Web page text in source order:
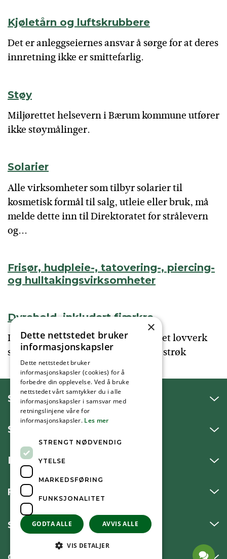
Kjøletårn og luftskrubbere
Det er anleggseiernes ansvar å sørge for at deres
innretning ikke er smittefarlig.
Støy
Miljørettet helsevern i Bærum kommune utfører
ikke støymålinger.
Solarier
Alle virksomheter som tilbyr solarier til
kosmetisk formål til salg, utleie eller bruk, må
melde dette inn til Direktoratet for strålevern
og...
Frisør, hudpleie-, tatovering-, piercing-
og hulltakingsvirksomheter
Dyrehold, inkludert fjærkre
I Bærum kommune har vi ikke et eget lovverk
som regulerer dyrehold i tettbygde strøk
SNAKK MED OSS
SKRIV TIL OSS
BESØK OSS
FØLG OSS
SNARVEIER
×
Dette nettstedet bruker
informasjonskapsler
Dette nettstedet bruker
informasjonskapsler (cookies) for å
forbedre din opplevelse. Ved å bruke
nettstedet vårt samtykker du i alle
informasjonskapsler i samsvar med
retningslinjene våre for
informasjonskapsler. Les mer
STRENGT NØDVENDIG
YTELSE
MARKEDSFØRING
FUNKSJONALITET
GODTA ALLE AVVIS ALLE
VIS DETALJER